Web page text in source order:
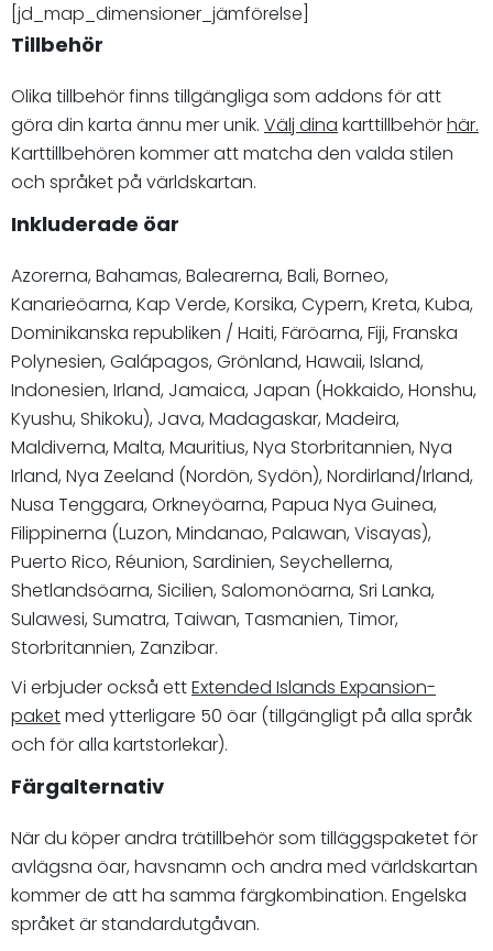
[jd_map_dimensioner_jämförelse]
Tillbehör
Olika tillbehör finns tillgängliga som addons för att
göra din karta ännu mer unik. Välj dina karttillbehörhär.
Karttillbehören kommer att matcha den valda stilen
och språket på världskartan.
Inkluderade öar
Azorerna, Bahamas, Balearerna, Bali, Borneo,
Kanarieöarna, Kap Verde, Korsika, Cypern, Kreta, Kuba,
Dominikanska republiken / Haiti, Färöarna, Fiji, Franska
Polynesien, Galápagos, Grönland, Hawaii, Island,
Indonesien, Irland, Jamaica, Japan (Hokkaido, Honshu,
Kyushu, Shikoku), Java, Madagaskar, Madeira,
Maldiverna, Malta, Mauritius, Nya Storbritannien, Nya
Irland, Nya Zeeland (Nordön, Sydön), Nordirland/Irland,
Nusa Tenggara, Orkneyöarna, Papua Nya Guinea,
Filippinerna (Luzon, Mindanao, Palawan, Visayas),
Puerto Rico, Réunion, Sardinien, Seychellerna,
Shetlandsöarna, Sicilien, Salomonöarna, Sri Lanka,
Sulawesi, Sumatra, Taiwan, Tasmanien, Timor,
Storbritannien, Zanzibar.
Vi erbjuder också ettExtended Islands Expansion-
paketmed ytterligare 50 öar (tillgängligt på alla språk
och för alla kartstorlekar).
Färgalternativ
När du köper andra trätillbehör som tilläggspaketet för
avlägsna öar, havsnamn och andra med världskartan
kommer de att ha samma färgkombination. Engelska
språket är standardutgåvan.